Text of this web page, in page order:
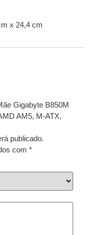
x 24,4 cm
Gigabyte B850M
AM5, M-ATX,
publicado.
com *